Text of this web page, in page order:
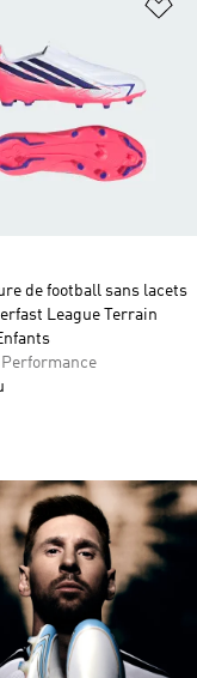
de football sans lacets
League Terrain